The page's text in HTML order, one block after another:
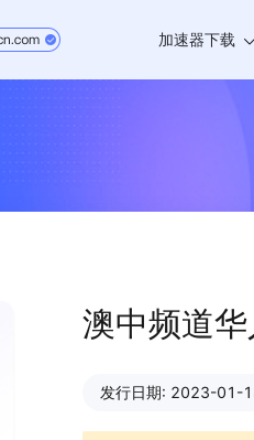
加速器下载
澳中频道
发行日期: 2023-01-